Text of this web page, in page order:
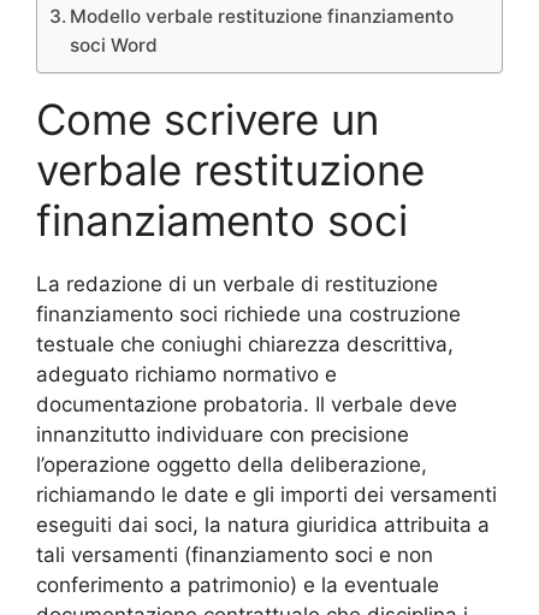
Modello verbale restituzione finanziamento
soci Word
Come scrivere un
verbale restituzione
finanziamento soci
La redazione di un verbale di restituzione
finanziamento soci richiede una costruzione
testuale che coniughi chiarezza descrittiva,
adeguato richiamo normativo e
documentazione probatoria. Il verbale deve
innanzitutto individuare con precisione
l’operazione oggetto della deliberazione,
richiamando le date e gli importi dei versamenti
eseguiti dai soci, la natura giuridica attribuita a
tali versamenti (finanziamento soci e non
conferimento a patrimonio) e la eventuale